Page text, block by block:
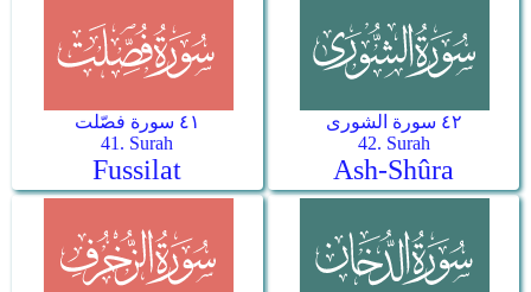
٤١ سورة فصّلت
41. Surah
Fussilat
٤٢ سورة الشورى
42. Surah
Ash-Shûra